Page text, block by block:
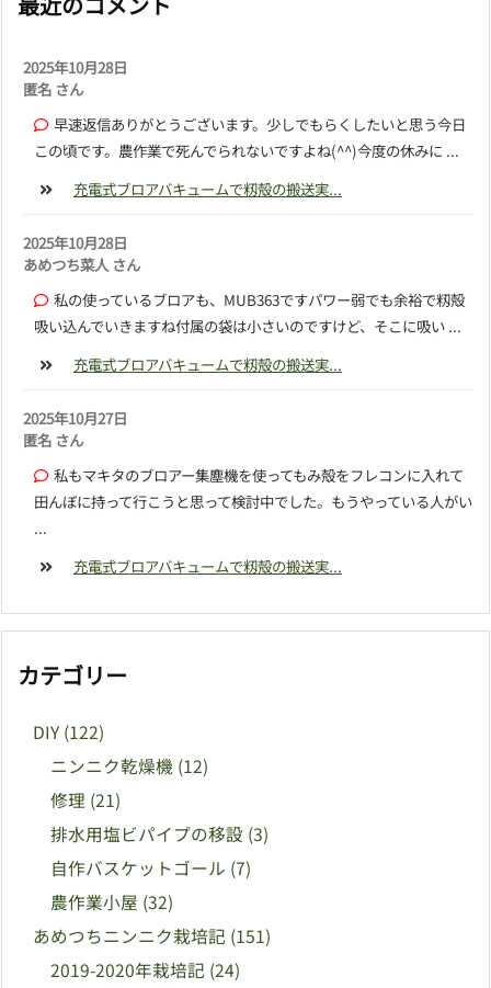
2025年10月28日
匿名 さん
早速返信ありがとうございます。少しでもらくしたいと思う今日
この頃です。農作業で死んでられないですよね(^^)今度の休みに ...
充電式ブロアバキュームで籾殻の搬送実...
2025年10月28日
あめつち菜人 さん
私の使っているブロアも、MUB363ですパワー弱でも余裕で籾殻
吸い込んでいきますね付属の袋は小さいのですけど、そこに吸い ...
充電式ブロアバキュームで籾殻の搬送実...
2025年10月27日
匿名 さん
私もマキタのブロアー集塵機を使ってもみ殻をフレコンに入れて
田んぼに持って行こうと思って検討中でした。もうやっている人がい
...
充電式ブロアバキュームで籾殻の搬送実...
カテゴリー
DIY (122)
ニンニク乾燥機 (12)
修理 (21)
排水用塩ビパイプの移設 (3)
自作バスケットゴール (7)
農作業小屋 (32)
あめつちニンニク栽培記 (151)
2019-2020年栽培記 (24)